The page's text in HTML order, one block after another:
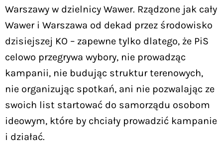
Warszawy w dzielnicy Wawer. Rządzone jak cały
Wawer i Warszawa od dekad przez środowisko
dzisiejszej KO – zapewne tylko dlatego, że PiS
celowo przegrywa wybory, nie prowadząc
kampanii, nie budując struktur terenowych,
nie organizując spotkań, ani nie pozwalając ze
swoich list startować do samorządu osobom
ideowym, które by chciały prowadzić kampanie
i działać.